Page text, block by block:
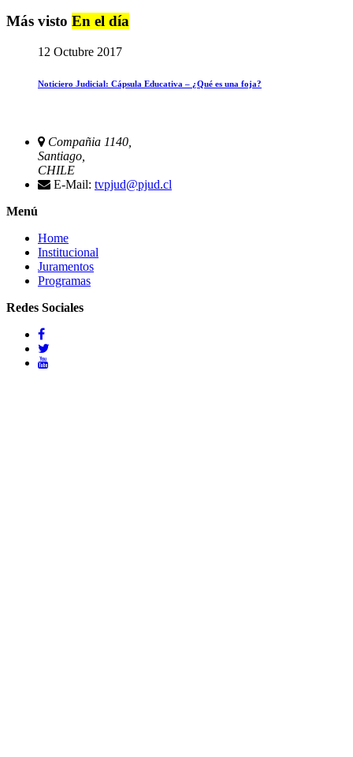
Más visto En el día
12 Octubre 2017
Noticiero Judicial: Cápsula Educativa – ¿Qué es una foja?
Compañia 1140,
Santiago,
CHILE
E-Mail: tvpjud@pjud.cl
Menú
Home
Institucional
Juramentos
Programas
Redes Sociales